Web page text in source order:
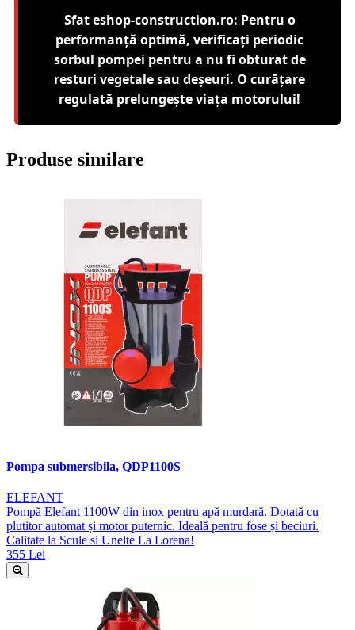
Sfat eshop-construction.ro: Pentru o
performanță optimă, verificați periodic
sorbul pompei pentru a nu fi obturat de
resturi vegetale sau deșeuri. O curățare
regulată prelungește viața motorului!
Produse similare
Pompa submersibila, QDP1100S
ELEFANT
Pompă Elefant 1100W din inox pentru apă murdară. Dotată cu
plutitor automat și motor puternic. Ideală pentru fose și beciuri.
Calitate la Scule si Unelte La Lorena!
355 Lei